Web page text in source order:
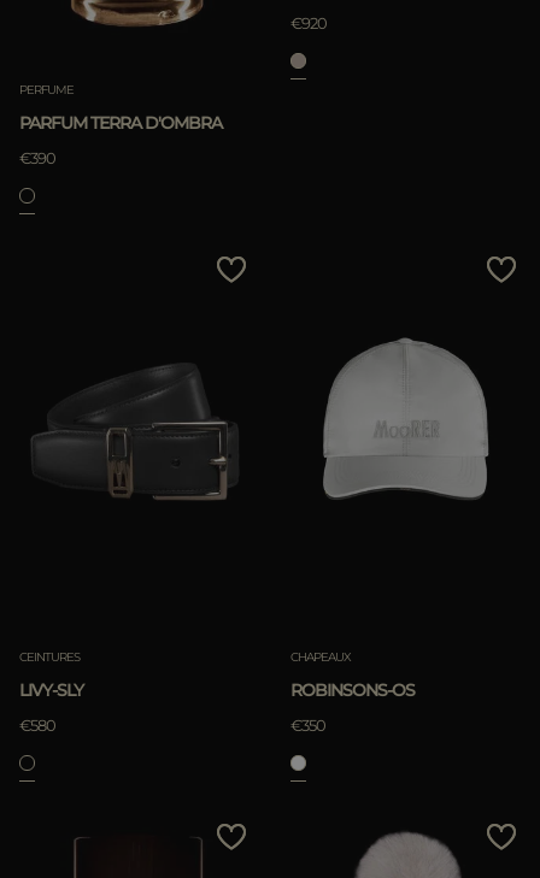
PERFUME
PARFUM TERRA D'OMBRA
€390
€920
CEINTURES
LIVY-SLY
€580
CHAPEAUX
ROBINSONS-OS
€350